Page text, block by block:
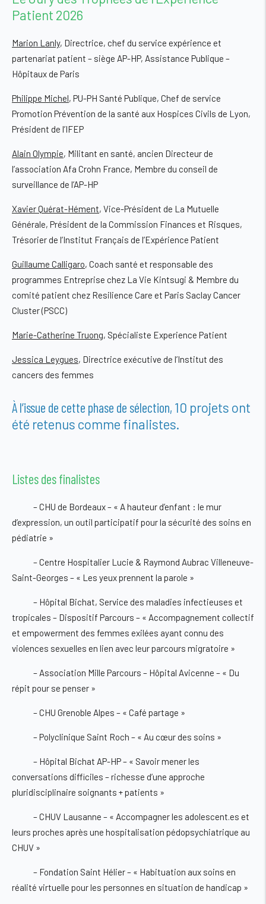
Patient 2026
Marion Lanly, Directrice, chef du service expérience et
partenariat patient – siège AP-HP, Assistance Publique –
Hôpitaux de Paris
Philippe Michel, PU-PH Santé Publique, Chef de service
Promotion Prévention de la santé aux Hospices Civils de Lyon,
Président de l’IFEP
Alain Olympie, Militant en santé, ancien Directeur de
l’association Afa Crohn France, Membre du conseil de
surveillance de l’AP-HP
Xavier Quérat-Hément, Vice-Président de La Mutuelle
Générale, Président de la Commission Finances et Risques,
Trésorier de l’Institut Français de l’Expérience Patient
Guillaume Calligaro, Coach santé et responsable des
programmes Entreprise chez La Vie Kintsugi & Membre du
comité patient chez Resilience Care et Paris Saclay Cancer
Cluster (PSCC)
Marie-Catherine Truong, Spécialiste Experience Patient
Jessica Leygues, Directrice exécutive de l’Institut des
cancers des femmes
À l’issue de cette phase de sélection, 10 projets ont
été retenus comme finalistes.
Listes des finalistes
– CHU de Bordeaux – « A hauteur d’enfant : le mur
d’expression, un outil participatif pour la sécurité des soins en
pédiatrie »
– Centre Hospitalier Lucie & Raymond Aubrac Villeneuve-
Saint-Georges – « Les yeux prennent la parole »
– Hôpital Bichat, Service des maladies infectieuses et
tropicales – Dispositif Parcours – « Accompagnement collectif
et empowerment des femmes exilées ayant connu des
violences sexuelles en lien avec leur parcours migratoire »
– Association Mille Parcours – Hôpital Avicenne – « Du
répit pour se penser »
– CHU Grenoble Alpes – « Café partage »
– Polyclinique Saint Roch – « Au cœur des soins »
– Hôpital Bichat AP-HP – « Savoir mener les
conversations difficiles – richesse d’une approche
pluridisciplinaire soignants + patients »
– CHUV Lausanne – « Accompagner les adolescent.es et
leurs proches après une hospitalisation pédopsychiatrique au
CHUV »
– Fondation Saint Hélier – « Habituation aux soins en
réalité virtuelle pour les personnes en situation de handicap »